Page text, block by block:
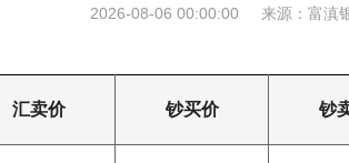
2026-08-06 00:00:00 来源：富滇
汇卖价 钞买价 钞